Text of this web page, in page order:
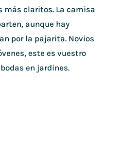
más claritos. La camisa
aunque hay
por la pajarita. Novios
este es vuestro
en jardines.